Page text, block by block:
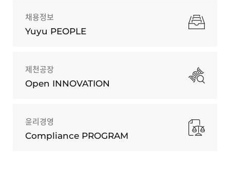
채용정보
Yuyu PEOPLE
제천공장
Open INNOVATION
윤리경영
Compliance PROGRAM